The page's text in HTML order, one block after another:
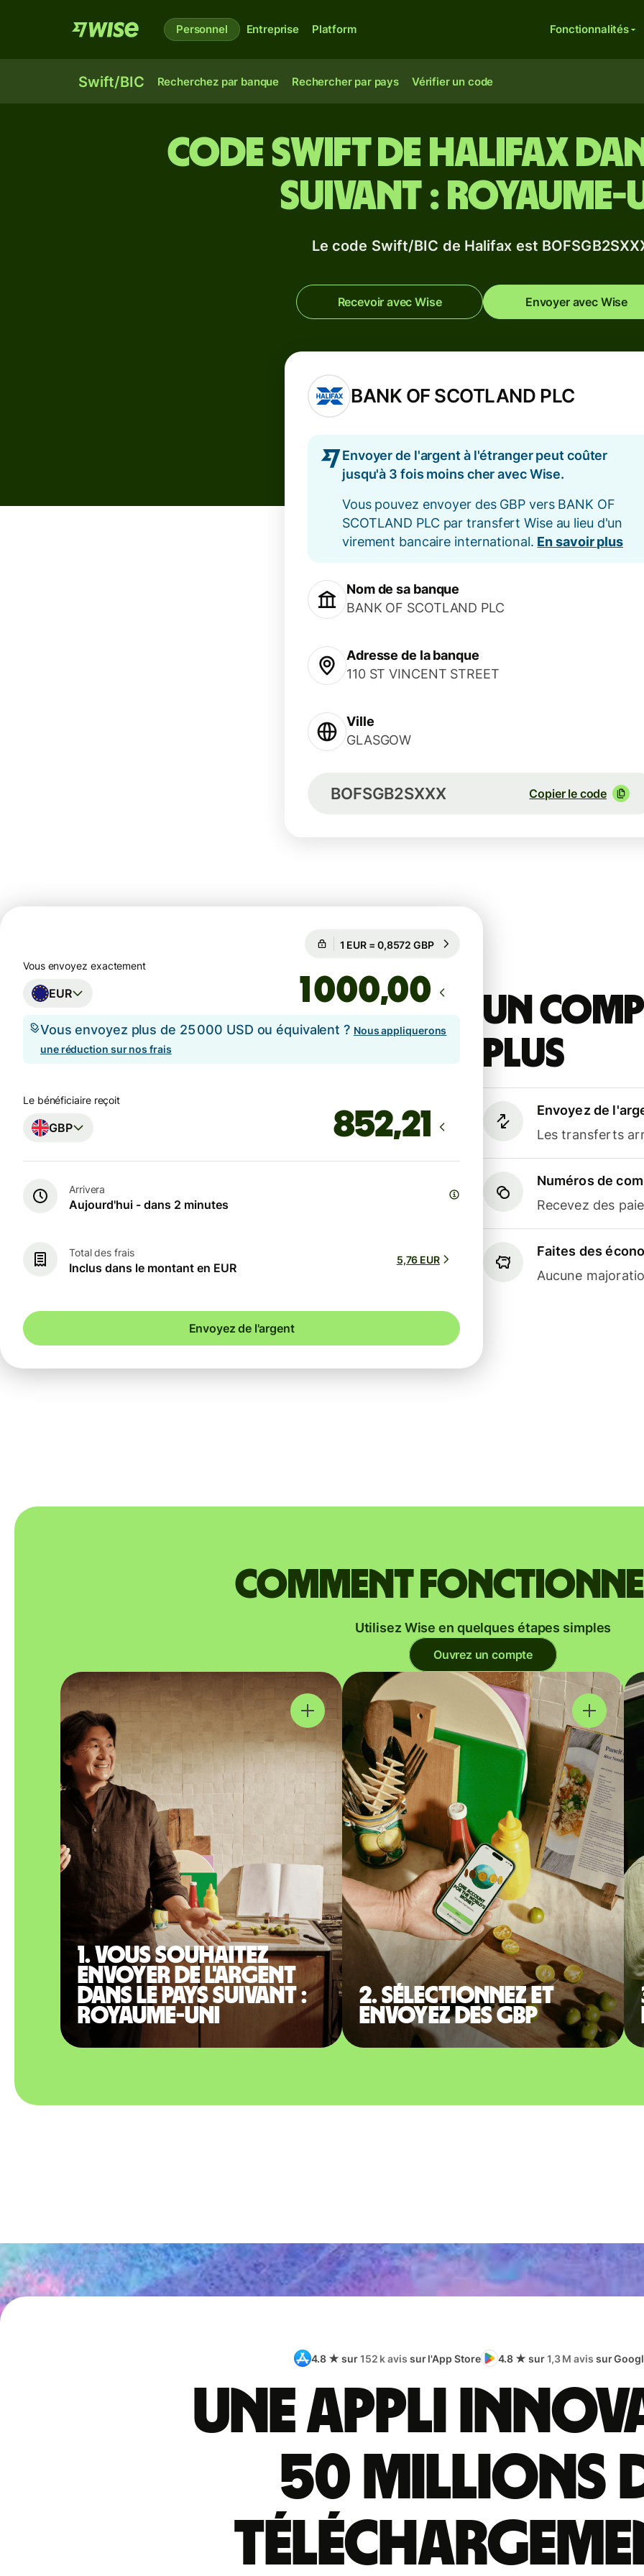
Personnel Entreprise Platform Fonctionnalités
Swift/BIC Recherchez par banque Rechercher par pays Vérifier un code
Code Swift de Halifax
suivant : Royaume-
Le code Swift/BIC de Halifax est
Recevoir avec Wise Envoyer avec Wise
BANK OF SCOTLAND PLC
Envoyer de l'argent à l'étranger peut coûter
jusqu'à 3 fois moins cher avec Wise.
Vous pouvez envoyer des GBP vers BANK OF
SCOTLAND PLC par transfert Wise au lieu d'un
virement bancaire international. En savoir plus
Nom de sa banque
BANK OF SCOTLAND PLC
Adresse de la banque
110 ST VINCENT STREET
Ville
GLASGOW
BOFSGB2SXXX Copier le code
Un
plus
Envoyez de
Les transferts
Numéros de
Recevez des
Faites des
Aucune
Garanti pour 97 h
Vous envoyez exactement
EUR ,00
Vous envoyez plus de 25 000 USD ou équivalent ? Nous appliquerons
une réduction sur nos frais
Le bénéficiaire reçoit
GBP
Arrivera
Aujourd'hui - dans 2 minutes
Total des frais
Inclus dans le montant en EUR
5,76 EUR
Envoyez de l'argent
Comment fonctionne
Utilisez Wise en quelques étapes simples
Ouvrez un compte
1. Vous souhaitez
envoyer de l'argent
dans le pays suivant :
Royaume-Uni
2. Sélectionnez et
envoyez des GBP
4.8 ★ sur152 k avis sur l'App Store 4.8 ★ sur1,3 M avis sur
Une appli
50 millions